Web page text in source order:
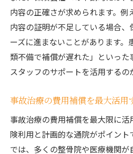
内容の正確さが求められます。例
内容の証明が不足している場合
ーズに進まないことがあります。
類不備で補償が遅れた」といっ
スタッフのサポートを活用するの
事故治療の費用補償を最大活用
事故治療の費用補償を最大限に
険利用と計画的な通院がポイント
では、多くの整骨院や医療機関